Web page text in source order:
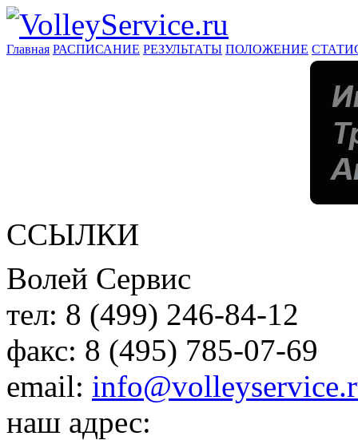
Главная РАСПИСАНИЕ РЕЗУЛЬТАТЫ ПОЛОЖЕНИЕ
ССЫЛКИ
Волей Сервис
тел: 8 (499) 246-84-12
факс: 8 (495) 785-07-69
email:
наш адрес: